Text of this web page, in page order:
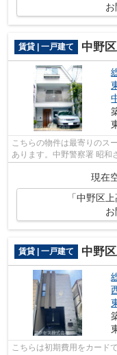
賃貸 | 一戸建て 中野
こちらの物件は最寄りのス
あります。中野警察署 昭和
現在
「中野区
賃貸 | 一戸建て 中野
こちらは初期費用をカード